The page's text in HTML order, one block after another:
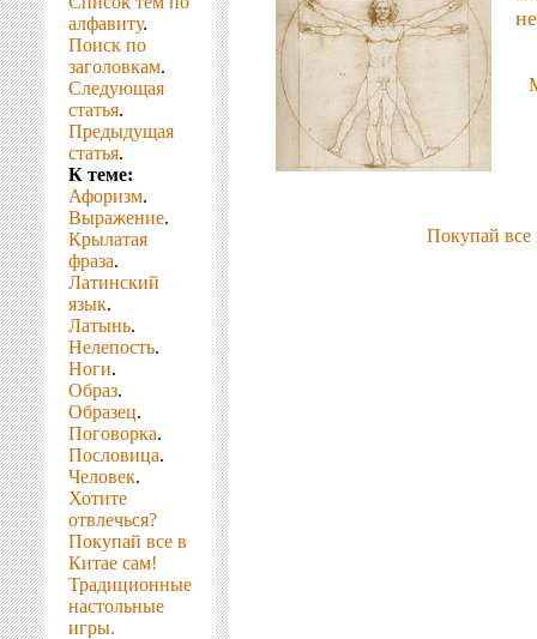
алфавиту.
Поиск по
заголовкам.
Следующая
статья.
Предыдущая
статья.
К теме:
Афоризм.
Выражение.
Крылатая
фраза.
Латинский
язык.
Латынь.
Нелепость.
Ноги.
Образ.
Образец.
Поговорка.
Пословица.
Человек.
Хотите
отвлечься?
Покупай все в
Китае сам!
Традиционные
настольные
игры.
Покупай все